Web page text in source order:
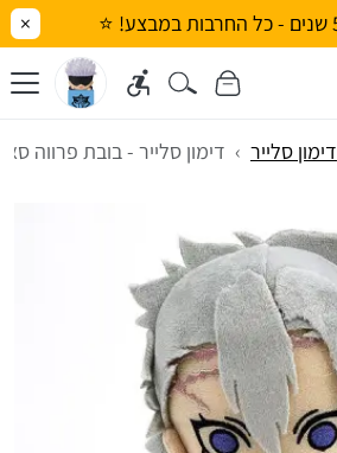
×
דימון סלייר דימון סלייר - בובת פרווה